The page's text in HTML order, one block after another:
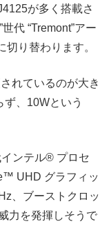
が多く搭載さ
代 “Tremont”アー
り替わります。
れているのが大き
、10Wという
ンテル® プロセ
UHD グラフィッ
、ブーストクロッ
力を発揮しそうで